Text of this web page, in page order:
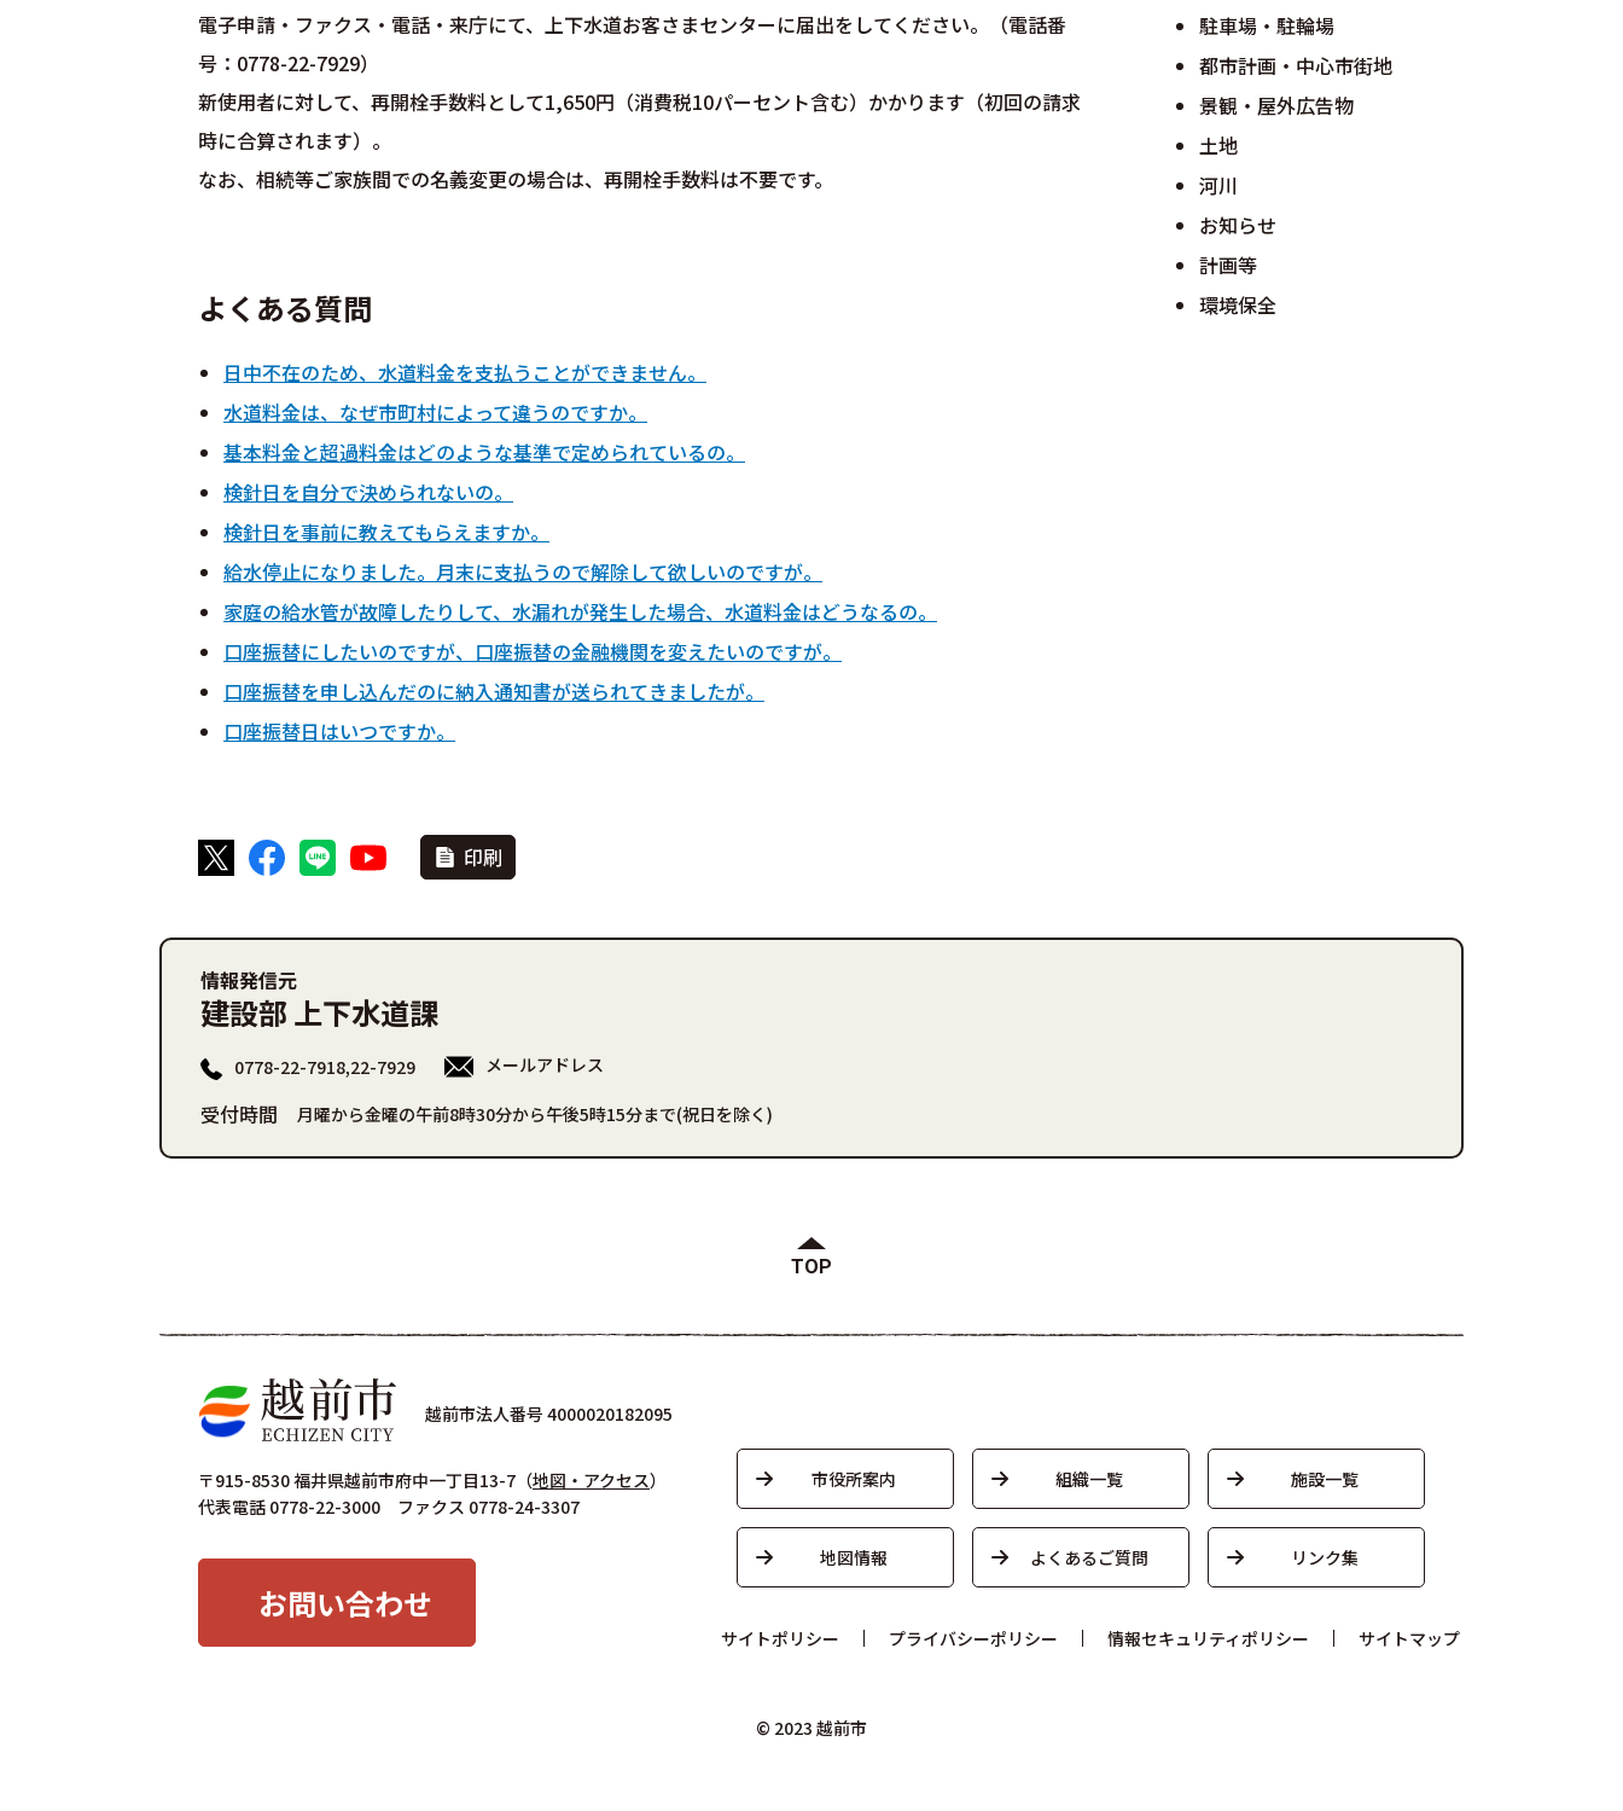
電子申請・ファクス・電話・来庁にて、上下水道お客さまセンターに届出をしてください。（電話番
号：0778-22-7929）
新使用者に対して、再開栓手数料として1,650円（消費税10パーセント含む）かかります（初回の請求
時に合算されます）。
なお、相続等ご家族間での名義変更の場合は、再開栓手数料は不要です。
よくある質問
日中不在のため、水道料金を支払うことができません。
水道料金は、なぜ市町村によって違うのですか。
基本料金と超過料金はどのような基準で定められているの。
検針日を自分で決められないの。
検針日を事前に教えてもらえますか。
給水停止になりました。月末に支払うので解除して欲しいのですが。
家庭の給水管が故障したりして、水漏れが発生した場合、水道料金はどうなるの。
口座振替にしたいのですが、口座振替の金融機関を変えたいのですが。
口座振替を申し込んだのに納入通知書が送られてきましたが。
口座振替日はいつですか。
印刷
駐車場・駐輪場
都市計画・中心市街地
景観・屋外広告物
土地
河川
お知らせ
計画等
環境保全
情報発信元
建設部 上下水道課
0778-22-7918,22-7929 メールアドレス
受付時間 月曜から金曜の午前8時30分から午後5時15分まで(祝日を除く)
TOP
越前市法人番号 4000020182095
〒915-8530 福井県越前市府中一丁目13-7 （地図・アクセス）
代表電話 0778-22-3000 ファクス 0778-24-3307
お問い合わせ
市役所案内 組織一覧 施設一覧
地図情報 よくあるご質問 リンク集
サイトポリシー プライバシーポリシー 情報セキュリティポリシー サイトマップ
© 2023 越前市